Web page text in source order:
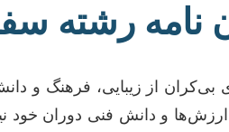
رشته سفال و
از زیبایی، فرهنگ و
ارزش‌ها و دانش فنی دوران